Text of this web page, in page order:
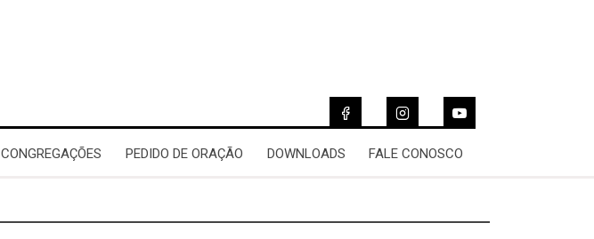
CONGREGAÇÕES PEDIDO DE ORAÇÃO DOWNLOADS FALE CONOSCO